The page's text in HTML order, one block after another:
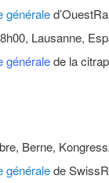
générale
Lausanne,
généralede la
Berne,
généralede